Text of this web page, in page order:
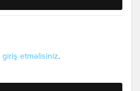
giriş etməlisiniz.